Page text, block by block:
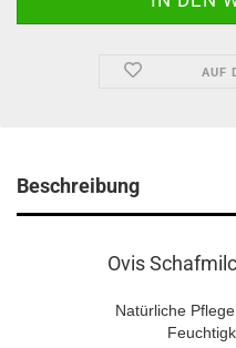
AUF
Beschreibung
Ovis
Natürliche